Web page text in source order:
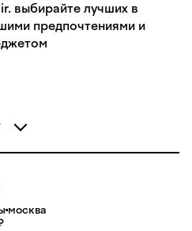
выбирайте лучших в
предпочтениями и
москва